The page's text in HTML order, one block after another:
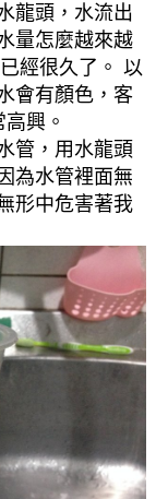
龍頭，水流出
量怎麼越來越
經很久了。 以
會有顏色，客
興。
管，用水龍頭
為水管裡面無
形中危害著我